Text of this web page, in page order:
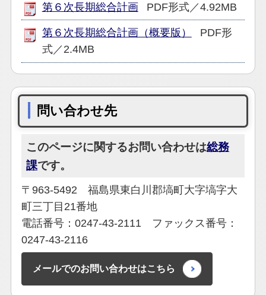
第６次長期総合計画 PDF形式／4.92MB
第６次長期総合計画（概要版）
PDF形
式／2.4MB
問い合わせ先
このページに関するお問い合わせは総務
課です。
〒963-5492 福島県東白川郡塙町大字塙字大
町三丁目21番地
電話番号：0247-43-2111 ファックス番号：
0247-43-2116
メールでのお問い合わせはこちら